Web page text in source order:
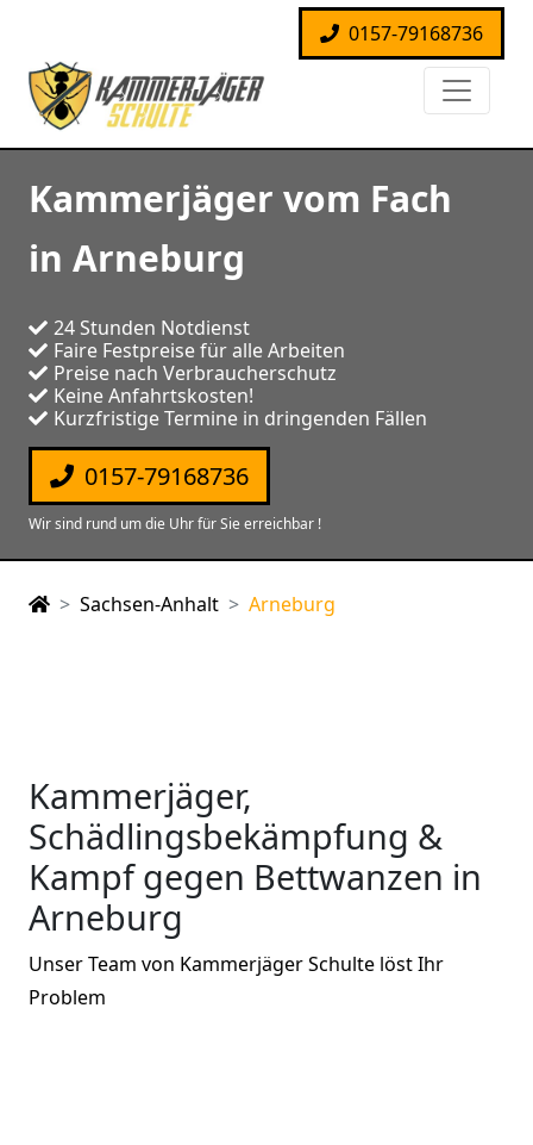
0157-79168736
Kammerjäger vom Fach
in Arneburg
24 Stunden Notdienst
Faire Festpreise für alle Arbeiten
Preise nach Verbraucherschutz
Keine Anfahrtskosten!
Kurzfristige Termine in dringenden Fällen
0157-79168736
Wir sind rund um die Uhr für Sie erreichbar !
Sachsen-Anhalt Arneburg
Kammerjäger,
Schädlingsbekämpfung &
Kampf gegen Bettwanzen in
Arneburg
Unser Team von Kammerjäger Schulte löst Ihr
Problem